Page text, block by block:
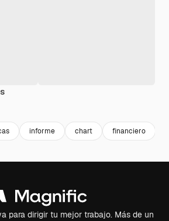
informe chart financiero
para dirigir tu mejor trabajo. Más de un